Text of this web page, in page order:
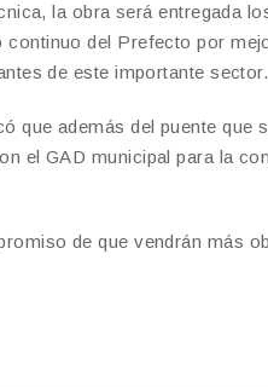
la obra será entregada
del Prefecto por
de este importante sector.
que además del puente
el GAD municipal para la
de que vendrán más